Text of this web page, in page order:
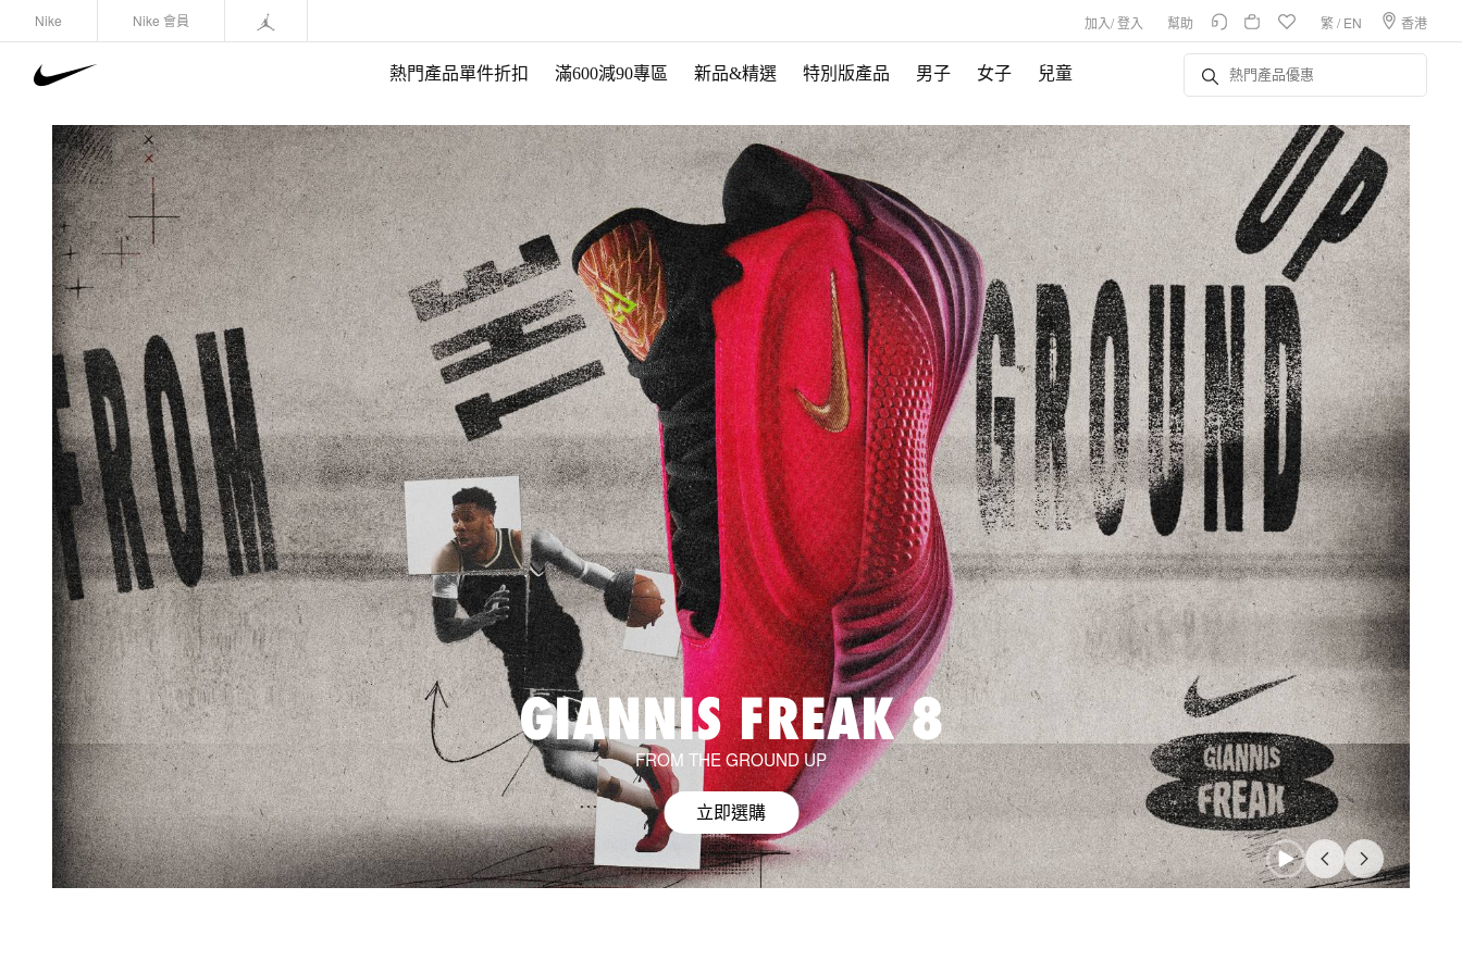
Nike Nike 會員 加入/登入 幫助 繁/ EN 香港
熱門產品單件折扣 滿600減90專區 新品&精選 特別版產品 男子 女子 兒童
GIANNIS FREAK 8
FROM THE GROUND UP
立即選購